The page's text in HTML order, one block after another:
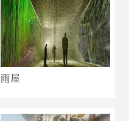
雨屋